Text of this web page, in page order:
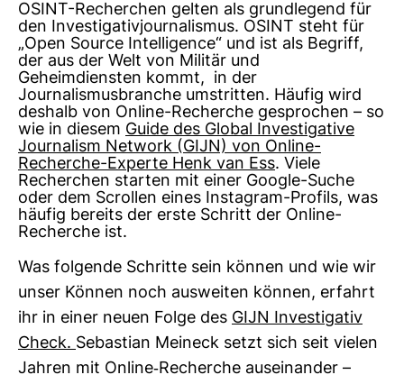
OSINT-Recherchen gelten als grundlegend für
den Investigativjournalismus. OSINT steht für
„Open Source Intelligence“ und ist als Begriff,
der aus der Welt von Militär und
Geheimdiensten kommt, in der
Journalismusbranche umstritten. Häufig wird
deshalb von Online-Recherche gesprochen – so
wie in diesem Guide des Global Investigative
Journalism Network (GIJN) von Online-
Recherche-Experte Henk van Ess. Viele
Recherchen starten mit einer Google-Suche
oder dem Scrollen eines Instagram-Profils, was
häufig bereits der erste Schritt der Online-
Recherche ist.
Was fol­gende Schritte sein können und wie wir
unser Können noch aus­weiten können, erfahrt
ihr in einer neuen Folge des GIJN Inves­ti­gativ
Check. Sebas­tian Meineck setzt sich seit vielen
Jahren mit Online-​Recherche aus­ein­ander –